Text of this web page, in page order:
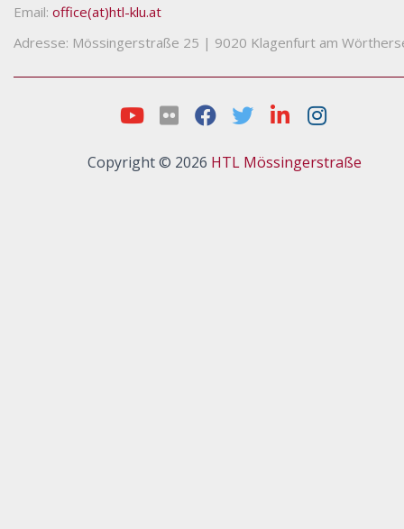
Email: office(at)htl-klu.at
Adresse: Mössingerstraße 25 | 9020 Klagenfurt am
Copyright © 2026 HTL Mössingerstraße